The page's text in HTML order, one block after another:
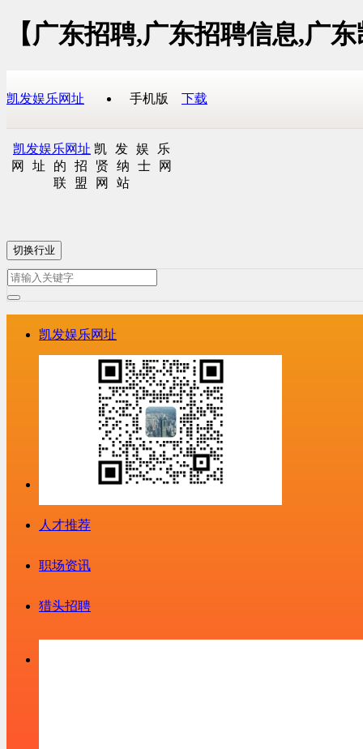
【广东招聘,广东招聘信息,广
凯发娱乐网址 手机版 下载
凯发娱乐网址 凯发娱乐
网址的招贤纳士网
联盟网站
切换行业
凯发娱乐网址
人才推荐
职场资讯
猎头招聘